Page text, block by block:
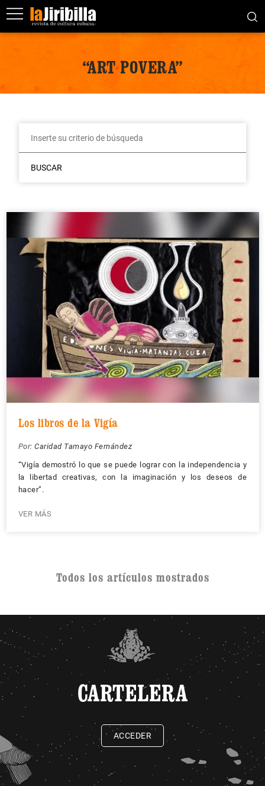
“ART POVERA”
BUSCAR
Los libros de la Vigía
Por: Caridad Tamayo Fernández
“Vigía demostró lo que se puede lograr con la independencia y
la libertad creativas, con la imaginación y los deseos de
hacer”.
VER MÁS
Todos los artículos mostrados
CARTELERA
ACCEDER